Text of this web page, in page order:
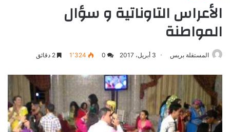
الأعراس التاوناتية و سؤال
المواطنة
المستقلة بريس 3 أبريل، 2017 0 1٬324